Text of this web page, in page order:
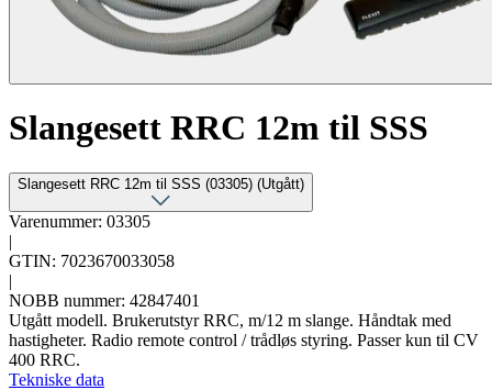
Slangesett RRC 12m til SSS
Slangesett RRC 12m til SSS (03305) (Utgått)
Varenummer: 03305
|
GTIN: 7023670033058
|
NOBB nummer: 42847401
Utgått modell. Brukerutstyr RRC, m/12 m slange. Håndtak med
hastigheter. Radio remote control / trådløs styring. Passer kun til CV
400 RRC.
Tekniske data